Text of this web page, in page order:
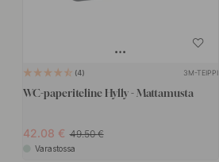
4 3M-TEIPPI
WC-paperiteline Hylly - Mattamusta
42.08 49.50
Varastossa